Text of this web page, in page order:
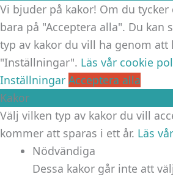
Vi bjuder på kakor! Om du
bara på "Acceptera alla". Du kan
typ av kakor du vill ha genom att
"Inställningar". Läs vår cookie
Inställningar Acceptera alla
Kakor
Välj vilken typ av kakor du vill
kommer att sparas i ett år. Läs
Nödvändiga
Dessa kakor går inte att